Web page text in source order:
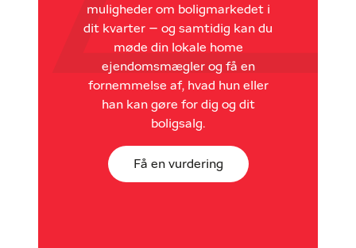
muligheder om boligmarkedet i
dit kvarter – og samtidig kan du
møde din lokale home
ejendomsmægler og få en
fornemmelse af, hvad hun eller
han kan gøre for dig og dit
boligsalg.
Få en vurdering